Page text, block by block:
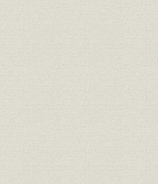
[懸賞金付定期預金の]1ユニット
あたりの懸賞金内訳
平成10年
アウトソーシング決定から稼働
までの概要
平成10年
(2000年)5
会長・頭取列伝 4 第6代頭取 船
岡正道(第6代会長)、第7代頭取
草間卓(第7代会長)
退職者種類別一覧
平成11年
年度(2002